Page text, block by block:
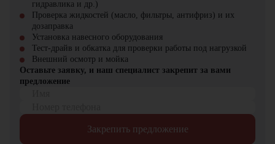
Универсальность
типов покрытий, включая
асфальт, грунт и щебеночно-
Промышленное и гражданское строительство
насыпей, обратной засыпки котлованов.
Приобрести дорожный каток Lonking CDM518D можно в компании
"ЦТО" – официальном дилере спецтехники. Мы предлагаем новые
модели с гарантией и полным сервисным обслуживанием.
На нашем сайте представлен
ваших нужд!
гидравлика и др.)
Проверка жидкостей (масло, фильтры, антифриз) и их
дозаправка
Установка навесного оборудования
Тест-драйв и обкатка для проверки работы под нагрузкой
Внешний осмотр и мойка
Оставьте заявку, и наш специалист закрепит за вами
предложение
Закрепить предложение